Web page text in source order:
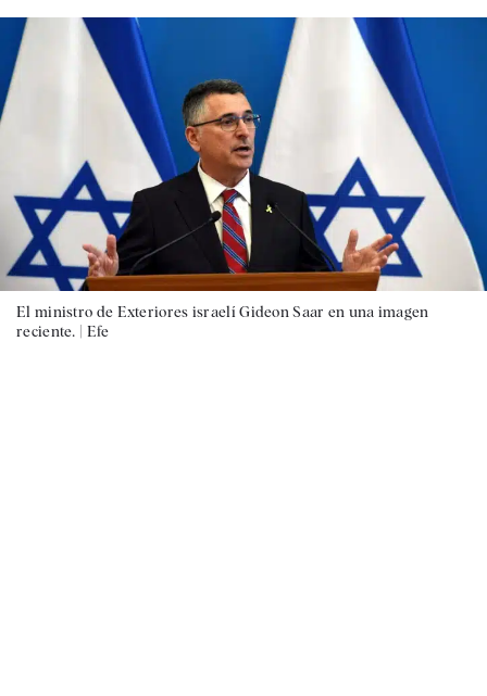
El ministro de Exteriores israelí Gideon Saar en una imagen
reciente. | Efe